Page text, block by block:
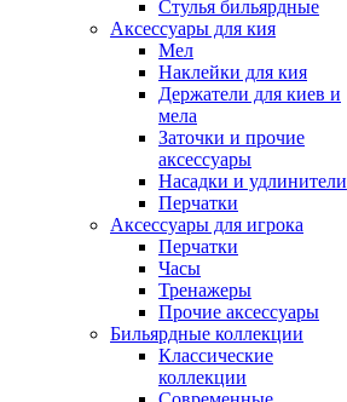
Стулья бильярдные
Аксессуары для кия
Мел
Наклейки для кия
Держатели для киев и
мела
Заточки и прочие
аксессуары
Насадки и удлинители
Перчатки
Аксессуары для игрока
Перчатки
Часы
Тренажеры
Прочие аксессуары
Бильярдные коллекции
Классические
коллекции